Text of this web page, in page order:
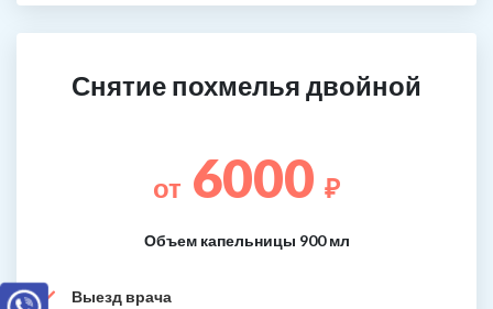
Снятие похмелья двойной
от 6000 ₽
Объем капельницы 900 мл
Выезд врача